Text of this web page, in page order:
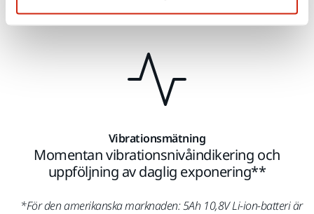
Vibrationsmätning
Momentan vibrationsnivåindikering och
uppföljning av daglig exponering**
*För den amerikanska marknaden: 5Ah 10,8V Li-ion-batteri är